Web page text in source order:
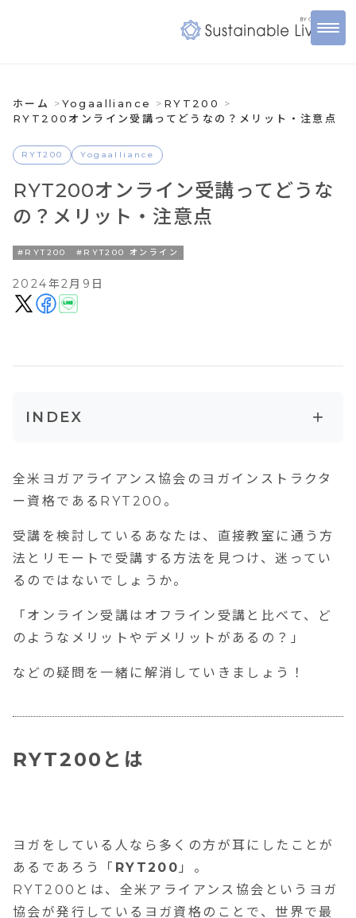
ホーム Yogaalliance
RYT200
RYT200オンライン受講ってどうなの？メリット・注意点
RYT200 Yogaalliance
RYT200オンライン受講ってどうな
の？メリット・注意点
#RYT200 #RYT200 オンライン
2024年2月9日
INDEX +
RYT200のオンライン受講とは
RYT200のオンライン受講の流れ
全米ヨガアライアンス協会のヨガインストラクタ
ー資格であるRYT200。
受講を検討しているあなたは、直接教室に通う方
法とリモートで受講する方法を見つけ、迷ってい
るのではないでしょうか。
「オンライン受講はオフライン受講と比べて、ど
のようなメリットやデメリットがあるの？」
などの疑問を一緒に解消していきましょう！
RYT200とは
ヨガをしている人なら多くの方が耳にしたことが
あるであろう「 RYT200 」。
RYT200 とは、全米アライアンス協会というヨガ
協会が発行しているヨガ資格のことで、世界で最